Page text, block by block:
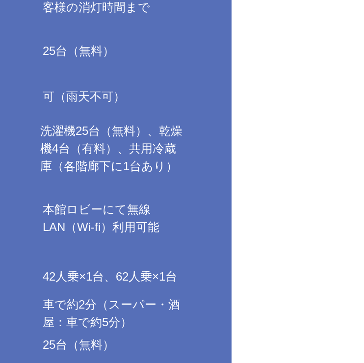
客様の消灯時間まで
25台（無料）
可（雨天不可）
洗濯機25台（無料）、乾燥
機4台（有料）、共用冷蔵
庫（各階廊下に1台あり）
本館ロビーにて無線
LAN（Wi-fi）利用可能
42人乗×1台、62人乗×1台
車で約2分（スーパー・酒
屋：車で約5分）
25台（無料）